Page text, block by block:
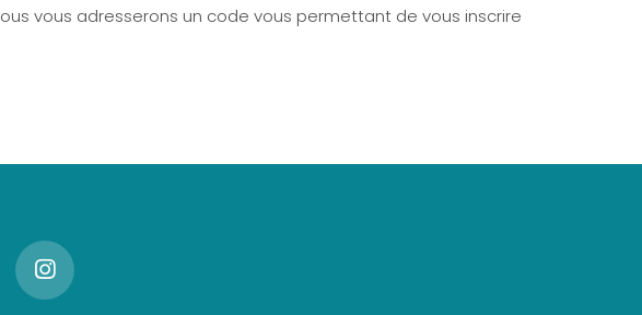
vous adresserons un code vous permettant de vous inscrire